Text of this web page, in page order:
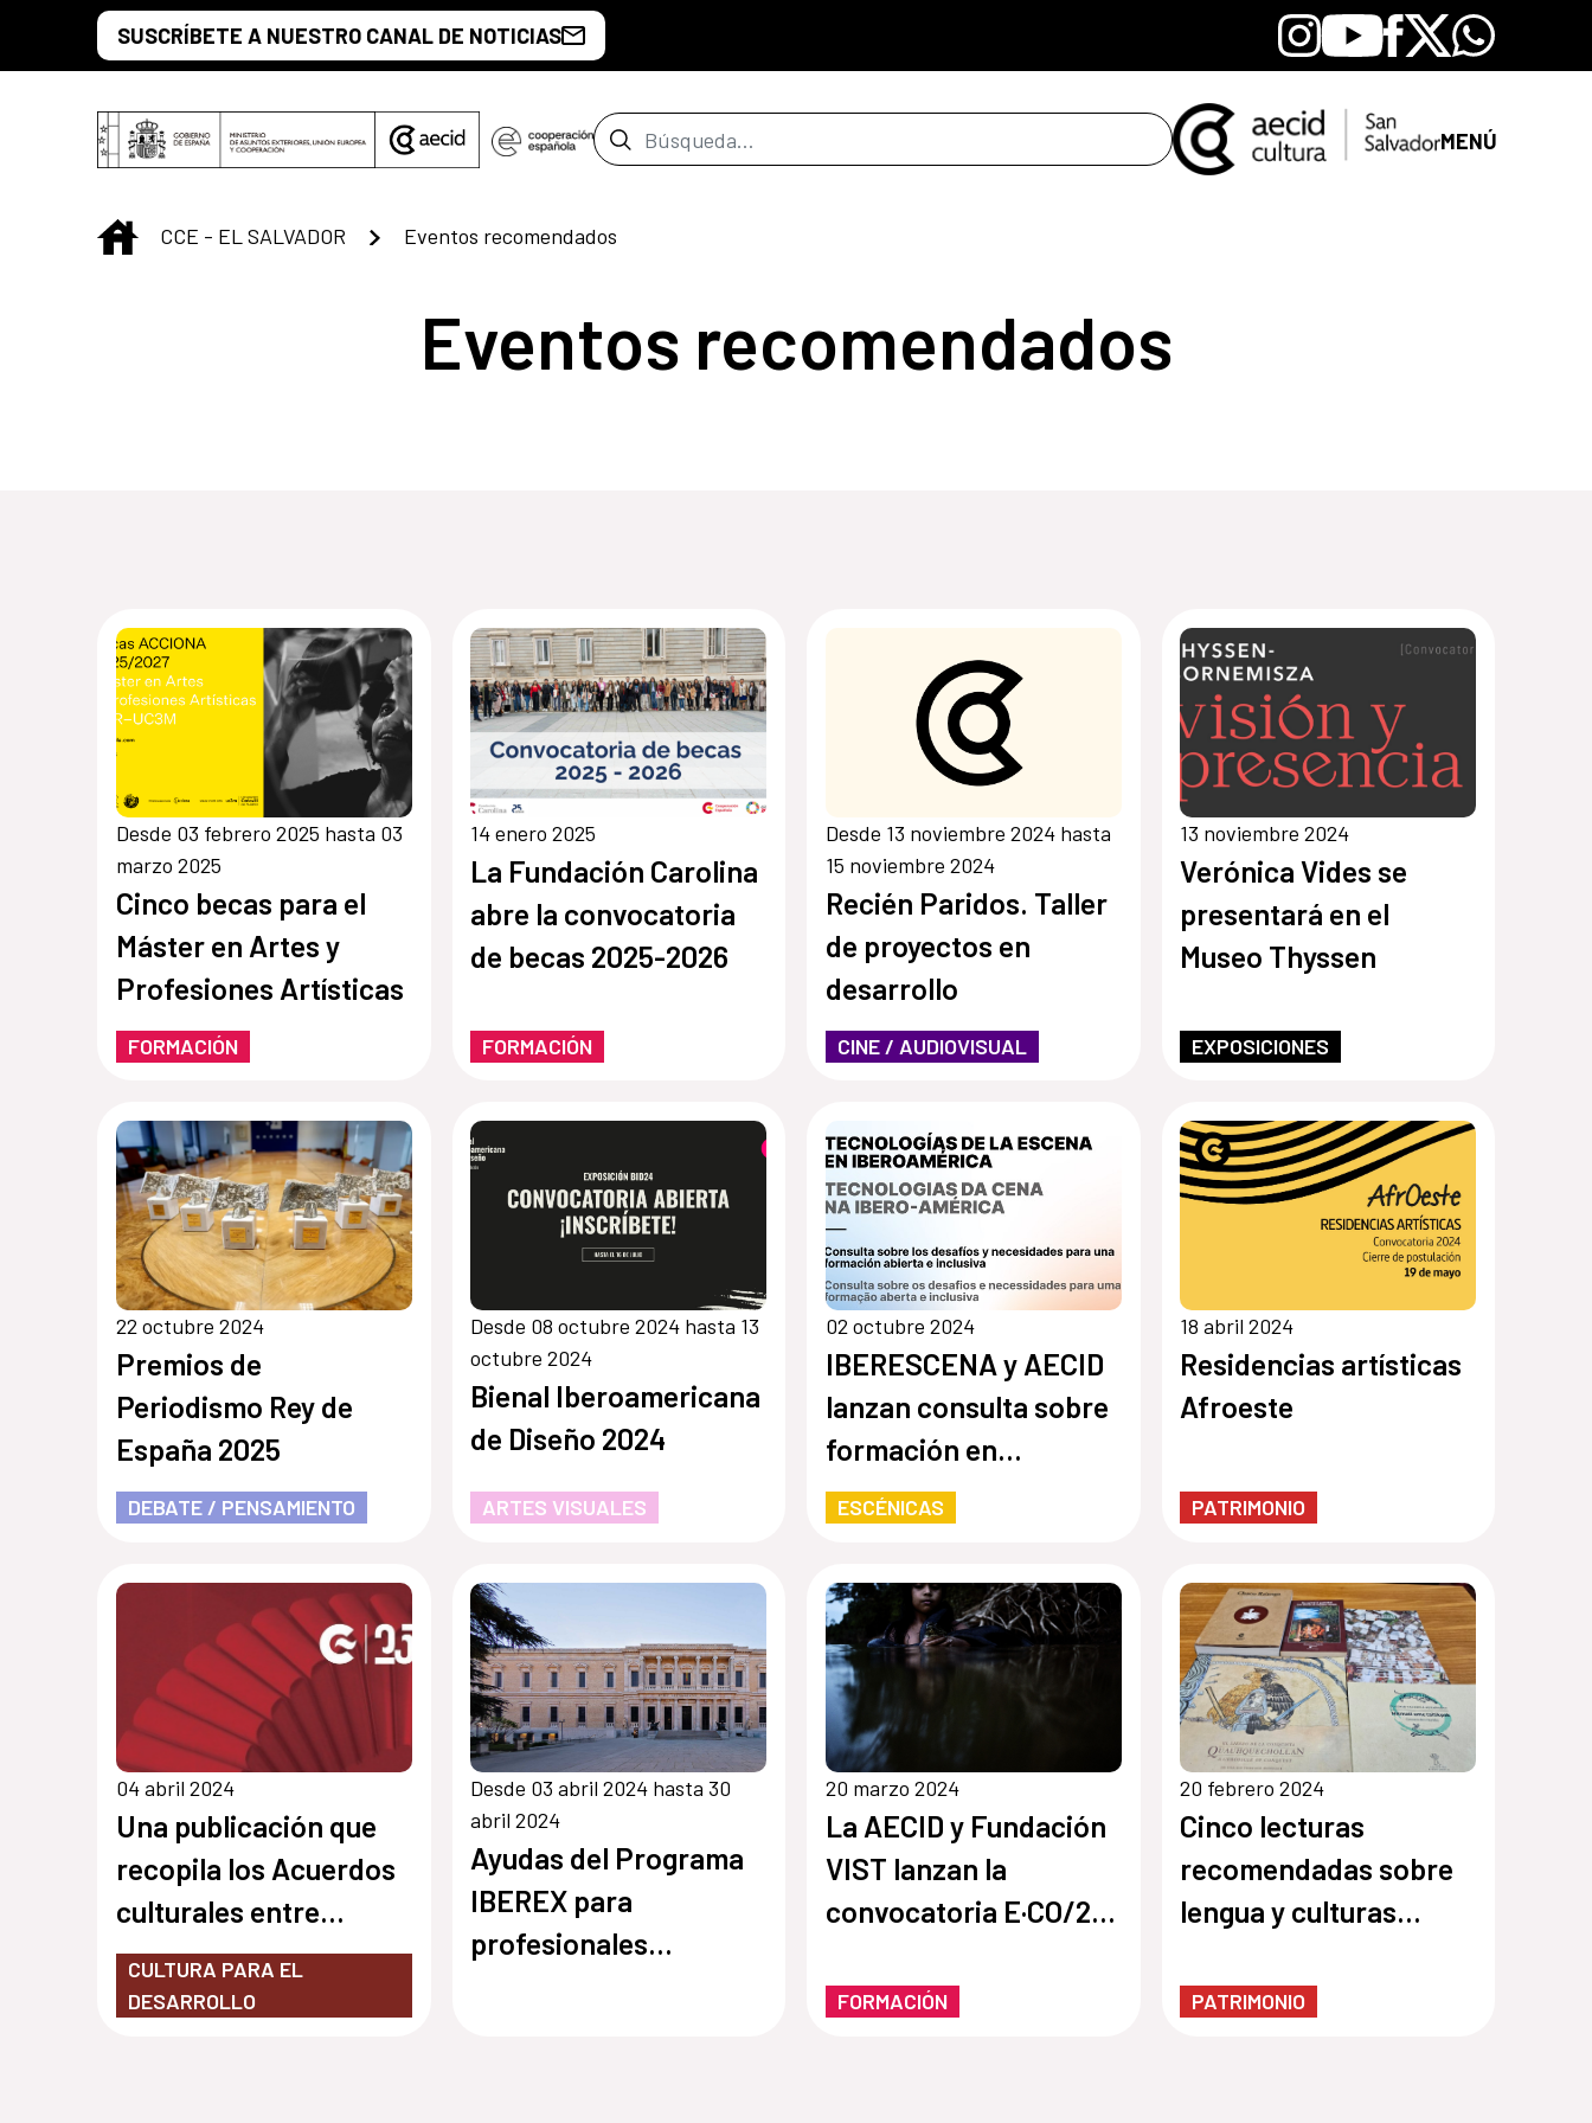
Saltar al contenido principal
SUSCRÍBETE A NUESTRO CANAL DE NOTICIAS Instagram
YoutubeFacebook
X Whatsapp
Barra de búsqueda MENÚ
INICIO
CCE - EL SALVADOR Eventos recomendados
Eventos recomendados
Desde 03 febrero 2025 hasta 03
marzo 2025
Cinco becas para el
Máster en Artes y
Profesiones Artísticas
FORMACIÓN
14 enero 2025
La Fundación Carolina
abre la convocatoria
de becas 2025-2026
FORMACIÓN
Desde 13 noviembre 2024 hasta
15 noviembre 2024
Recién Paridos. Taller
de proyectos en
desarrollo
CINE / AUDIOVISUAL
13 noviembre 2024
Verónica Vides se
presentará en el
Museo Thyssen
EXPOSICIONES
22 octubre 2024
Premios de
Periodismo Rey de
España 2025
DEBATE / PENSAMIENTO
Desde 08 octubre 2024 hasta 13
octubre 2024
Bienal Iberoamericana
de Diseño 2024
ARTES VISUALES
02 octubre 2024
IBERESCENA y AECID
lanzan consulta sobre
formación en
tecnologías de la
escena en
Iberoamérica
ESCÉNICAS
18 abril 2024
Residencias artísticas
Afroeste
PATRIMONIO
04 abril 2024
Una publicación que
recopila los Acuerdos
culturales entre
España y El Salvador
CULTURA PARA EL
DESARROLLO
Desde 03 abril 2024 hasta 30
abril 2024
Ayudas del Programa
IBEREX para
profesionales
20 marzo 2024
La AECID y Fundación
VIST lanzan la
convocatoria E·CO/24
FORMACIÓN
20 febrero 2024
Cinco lecturas
recomendadas sobre
lengua y culturas
PATRIMONIO